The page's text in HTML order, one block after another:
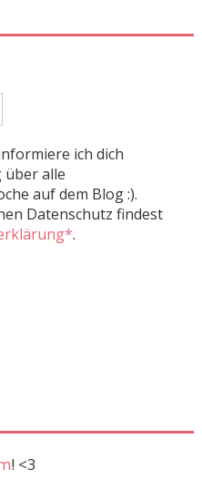
ich dich
über alle
auf dem Blog :).
Datenschutz findest
.
! <3